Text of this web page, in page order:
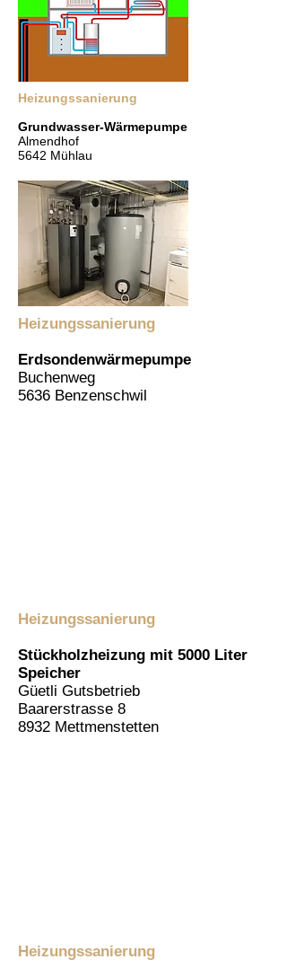
Heizungssanierung
Grundwasser-Wärmepumpe
Almendhof
5642 Mühlau
Heizungssanierung
Erdsondenwärmepumpe
Buchenweg
5636 Benzenschwil
Heizungssanierung
Stückholzheizung mit 5000 Liter
Speicher
Güetli Gutsbetrieb
Baarerstrasse 8
8932 Mettmenstetten
Heizungssanierung